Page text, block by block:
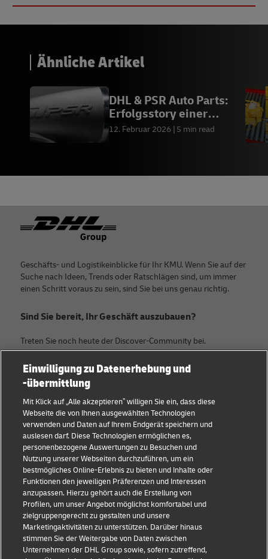
Ähnliche Artikel
DHL & PSR Auto Parts:
Erfolgsstory einer
globalen Expansion
12. Februar 2026 5 min read
Footer
Geschäfts- und Logistikeinblicke für Ihr KMU. Wenn Sie auf der
Suche nach Ideen, Trends oder Ratschlägen sind, um immer
einen Schritt voraus zu sein, sind Sie bei uns genau richtig.
Sind Sie bereit, Ihr Geschäft auszubauen?
Treten Sie noch heute der Discover-Community bei.
Kategorien
KMU Ratgeber
E-Commerce Tipps
B2B-Beratung
Logistik-Beratung
Neuigkeiten & Einblicke
Versand mit DHL
Branchen Insights
Firma
Über DHL
Kontakt
Pressezentrum
Nachhaltigkeit
Rechtliche Hinweise
Nutzungsbedingungen
Privatsphäre
Betrugserkennung
Einwilligung zu Datenerhebung und
-übermittlung
Mit Klick auf „Alle akzeptieren” willigen Sie ein, dass diese
Webseite die von Ihnen ausgewählten Technologien
verwenden und Daten auf Ihrem Endgerät speichern und
auslesen darf. Diese Technologien ermöglichen es,
personenbezogene Auswertungen zu Besuchen und
Nutzung unserer Webseiten durchzuführen, um ein
bestmögliches Online-Erlebnis zu bieten und Inhalte oder
Funktionen den jeweiligen Präferenzen und Interessen
anzupassen. Hierzu gehört auch die Erstellung von
Profilen, um unser Angebot möglichst komfortabel und
zielgruppengerecht zu gestalten und unsere
Marketingaktivitäten zu unterstützen. Darüber hinaus
stimmen Sie der Weitergabe von Daten zwischen
Unternehmen der DHL Group sowie, sofern zutreffend,